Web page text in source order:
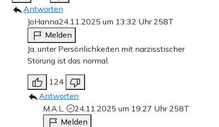
Antworten
JoHanna24.11.2025 um 13:32 Uhr 258T
Melden
Ja, unter Persönlichkeiten mit narzisstischer
Störung ist das normal.
124
Antworten
M.A.L.
24.11.2025 um 19:27 Uhr 258T
Melden